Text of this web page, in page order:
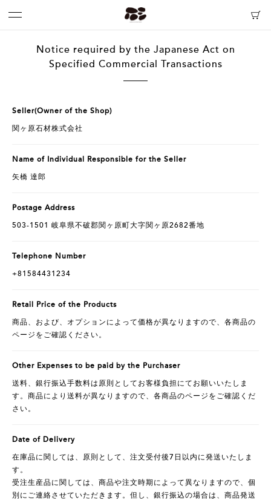
Notice required by the Japanese Act on
Specified Commercial Transactions
Seller(Owner of the Shop)
関ヶ原石材株式会社
Name of Individual Responsible for the Seller
矢橋 達郎
Postage Address
503-1501 岐阜県不破郡関ヶ原町大字関ヶ原2682番地
Telephone Number
+81584431234
Retail Price of the Products
商品、および、オプションによって価格が異なりますので、各商品の
ページをご確認ください。
Other Expenses to be paid by the Purchaser
送料、銀行振込手数料は原則としてお客様負担にてお願いいたしま
す。商品により送料が異なりますので、各商品のページをご確認くだ
さい。
Date of Delivery
在庫品に関しては、原則として、注文受付後7日以内に発送いたしま
す。
受注生産品に関しては、商品や注文時期によって異なりますので、個
別にご連絡させていただきます。但し、銀行振込の場合は、商品発送